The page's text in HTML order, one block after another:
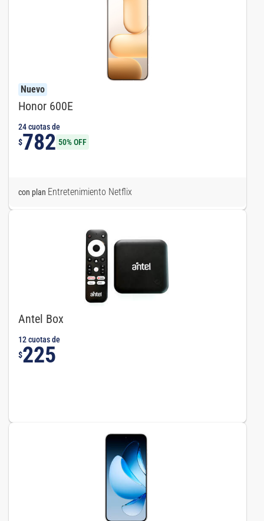
Nuevo
Honor 600E
24 cuotas de
$782 50% OFF
con plan Entretenimiento Netflix
Antel Box
12 cuotas de
$225